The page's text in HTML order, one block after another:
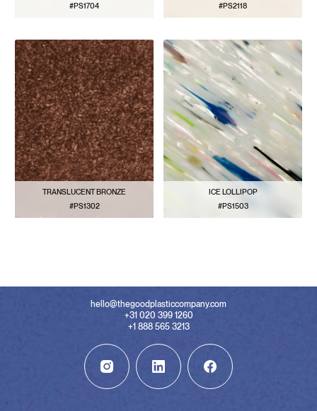
#PS1704
#PS2118
TRANSLUCENT BRONZE
#PS1302
ICE LOLLIPOP
#PS1503
hello@thegoodplasticcompany.com
+31 020 399 1260
+1 888 565 3213